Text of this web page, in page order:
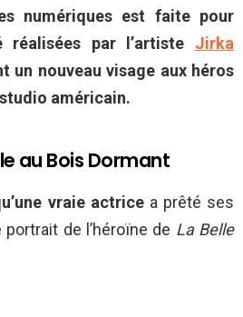
numériques est faite pour
par l’artiste Jirka
un nouveau visage aux héros
américain.
au Bois Dormant
vraie actricea prêté ses
de l’héroïne de La Belle